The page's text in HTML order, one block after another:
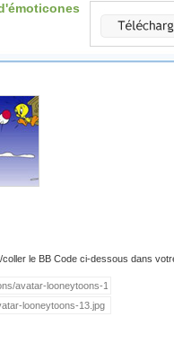
le BB Code ci-dessous dans